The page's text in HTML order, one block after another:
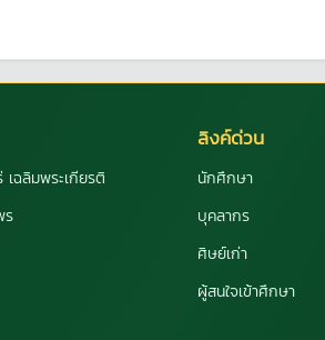
ฉลิมพระเกียรติ
ร
ลิงค์ด่วน
นักศึกษา
บุคลากร
ศิษย์เก่า
ผู้สนใจเข้าศึกษา